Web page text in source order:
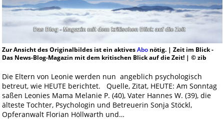
Zur Ansicht des Originalbildes ist ein aktivesAbonötig. | Zeit im Blick -
Das News-Blog-Magazin mit dem kritischen Blick auf die Zeit! | © zib
Die Eltern von Leonie werden nun angeblich psychologisch
betreut, wie HEUTE berichtet. Quelle, Zitat, HEUTE: Am Sonntag
saßen Leonies Mama Melanie P. (40), Vater Hannes W. (39), die
älteste Tochter, Psychologin und Betreuerin Sonja Stöckl,
Opferanwalt Florian Höllwarth und…